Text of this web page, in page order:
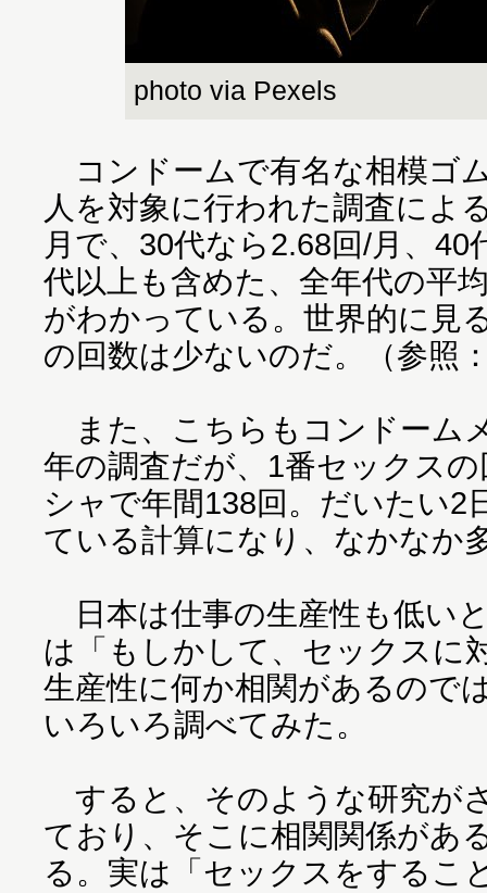
photo via Pexels
コンドームで有名な相模ゴ
人を対象に行われた調査によ
月で、30代なら2.68回/月、40
代以上も含めた、全年代の平
がわかっている。世界的に見
の回数は少ないのだ。（参照
また、こちらもコンドーム
年の調査だが、1番セックス
シャで年間138回。だいたい2
ている計算になり、なかなか
日本は仕事の生産性も低い
は「もしかして、セックスに
生産性に何か相関があるので
いろいろ調べてみた。
すると、そのような研究が
ており、そこに相関関係があ
る。実は「セックスをするこ